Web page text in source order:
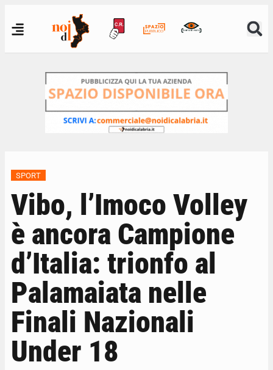
SPORT
Vibo, l’Imoco Volley
è ancora Campione
d’Italia: trionfo al
Palamaiata nelle
Finali Nazionali
Under 18